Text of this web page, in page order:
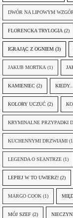
DWÓR NA LIPOWYM
FLORENCKA TRYLOGIA (2)
IGRAJĄC Z OGNIEM (3)
JAKUB MORTKA (1)
KAMIENIEC (2) KIEDY...
KOLORY UCZUĆ (2)
KRYMINALNE PRZYPADKI
KUCHENNYMI DRZWIAMI
LEGENDA O SEANTRZE (1)
LEPIEJ W TO UWIERZ! (2)
MARGO COOK (1)
MÓJ SZEF (2)